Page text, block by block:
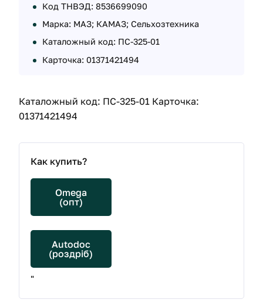
Код ТНВЭД: 8536699090
Марка: МАЗ; КАМАЗ; Сельхозтехника
Каталожный код: ПС-325-01
Карточка: 01371421494
Каталожный код: ПС-325-01 Карточка:
01371421494
Как купить?
Omega
(опт)
Autodoc
(роздріб)
"